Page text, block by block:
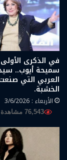
في الذكرى
سميحة أيوب..
العربي التي
الخشبة.
الأربعاء : 3/6/2026
76,543 مشاهدة